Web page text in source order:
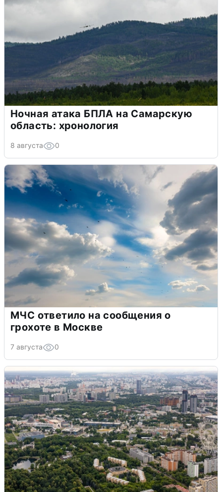
Ночная атака БПЛА на Самарскую
область: хронология
8 августа 0
МЧС ответило на сообщения о
грохоте в Москве
7 августа 0